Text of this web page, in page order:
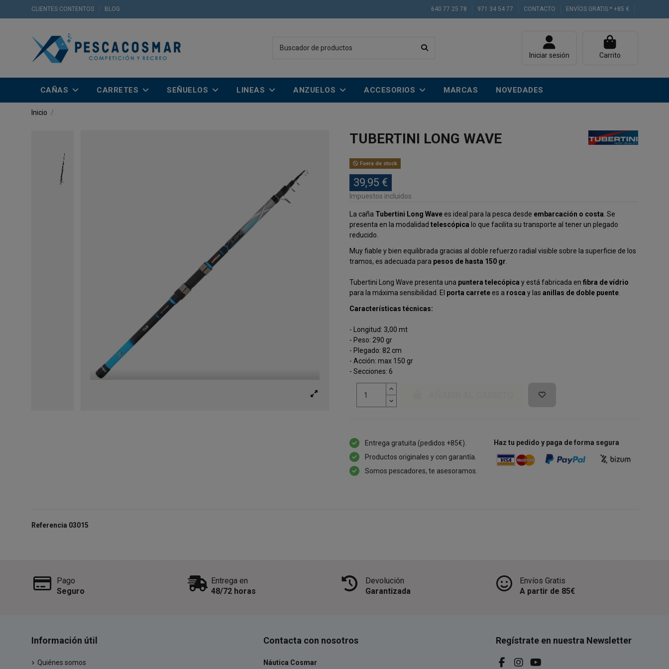
CLIENTES CONTENTOS BLOG 640 77 25 78 971 34 54 77 CONTACTO ENVÍOS GRATIS * +85 €
Iniciar sesión Carrito
CAÑAS CARRETES SEÑUELOS LINEAS ANZUELOS ACCESORIOS MARCAS NOVEDADES
Inicio
TUBERTINI LONG WAVE
Fuera de stock
39,95 €
Impuestos incluidos
La caña Tubertini Long Wave es ideal para la pesca desde embarcación o costa . Se
presenta en la modalidad telescópica lo que facilita su transporte al tener un plegado
reducido.
Muy fiable y bien equilibrada gracias al doble refuerzo radial visible sobre la superficie de los
tramos, es adecuada para pesos de hasta 150 gr
Tubertini Long Wave presenta una puntera telecópica y está fabricada en fibra de vídrio
para la máxima sensibilidad. El porta carrete es a rosca y las anillas de doble puente
Características técnicas:
- Longitud: 3,00 mt
- Peso: 290 gr
- Plegado: 82 cm
- Acción: max 150 gr
- Secciones: 6
Entrega gratuita (pedidos +85€).
Productos originales y con garantía.
Somos pescadores, te asesoramos.
Haz tu pedido y paga de forma segura
Referencia 03015
Pago
Seguro
Entrega en
48/72 horas
Devolución
Garantizada
Envíos Gratis
A partir de 85€
Información útil
Quiénes somos
Contacta con nosotros
Náutica Cosmar
Regístrate en nuestra Newsletter